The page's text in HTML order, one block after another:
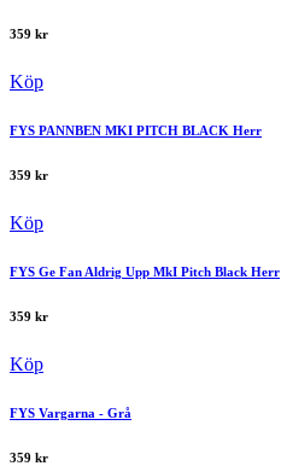
359 kr
Köp
FYS PANNBEN MKI PITCH BLACK Herr
359 kr
Köp
FYS Ge Fan Aldrig Upp MkI Pitch Black Herr
359 kr
Köp
FYS Vargarna - Grå
359 kr